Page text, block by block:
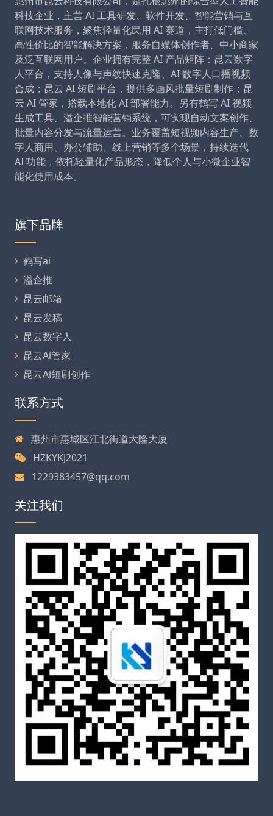
科技企业，主营 AI 工具研发、软件开发、智能营销与互
联网技术服务，聚焦轻量化民用 AI 赛道，主打低门槛、
高性价比的智能解决方案，服务自媒体创作者、中小商家
及泛互联网用户。企业拥有完整 AI 产品矩阵：昆云数字
人平台，支持人像与声纹快速克隆、AI 数字人口播视频
合成；昆云 AI 短剧平台，提供多画风批量短剧制作；昆
云 AI 管家，搭载本地化 AI 部署能力。另有鹤写 AI 视频
生成工具、溢企推智能营销系统，可实现自动文案创作、
批量内容分发与流量运营。业务覆盖短视频内容生产、数
字人商用、办公辅助、线上营销等多个场景，持续迭代
AI 功能，依托轻量化产品形态，降低个人与小微企业智
能化使用成本。
旗下品牌
鹤写ai
溢企推
昆云邮箱
昆云发稿
昆云数字人
昆云Ai管家
昆云Ai短剧创作
联系方式
惠州市惠城区江北街道大隆大厦
HZKYKJ2021
1229383457@qq.com
关注我们